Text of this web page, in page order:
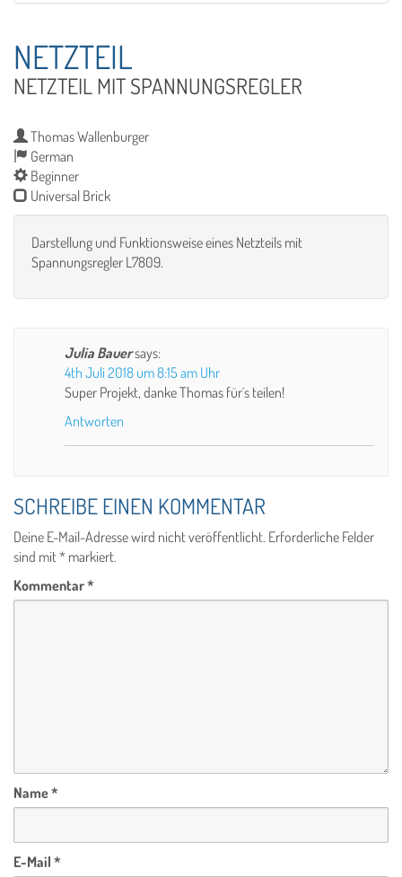
NETZTEIL
NETZTEIL MIT SPANNUNGSREGLER
Thomas Wallenburger
German
Beginner
Universal Brick
Darstellung und Funktionsweise eines Netzteils mit
Spannungsregler L7809.
Julia Bauersays:
4th Juli 2018 um 8:15 am Uhr
Super Projekt, danke Thomas für´s teilen!
Antworten
SCHREIBE EINEN KOMMENTAR
Deine E-Mail-Adresse wird nicht veröffentlicht. Erforderliche Felder
sind mit* markiert.
Kommentar*
Name*
E-Mail *